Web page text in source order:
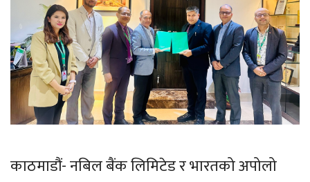
काठमाडौं- नबिल बैंक लिमिटेड र भारतको अपोलो